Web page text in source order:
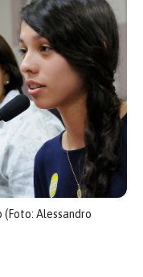
(Foto: Alessandro